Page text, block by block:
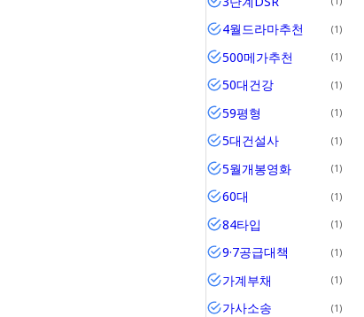
4월드라마추천 1
500메가추천 1
50대건강 1
59평형 1
5대건설사 1
5월개봉영화 1
60대 1
84타입 1
9·7공급대책 1
가계부채 1
가사소송 1